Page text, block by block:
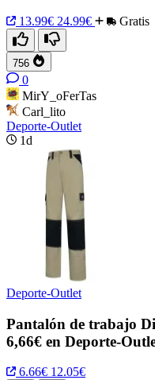
13.99€ 24.99€ Gratis
756
0
MirY_oFerTas
Carl_lito
Deporte-Outlet
1d
Deporte-Outlet
Pantalón de trabajo
6,66€ en Deporte-
6.66€ 12.05€